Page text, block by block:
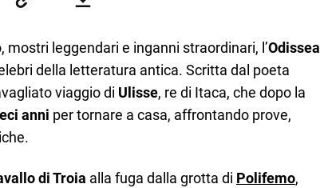
leggendari e inganni straordinari, l’Odissea
della letteratura antica. Scritta dal poeta
viaggio di Ulisse, re di Itaca, che dopo la
anni per tornare a casa, affrontando prove,
di Troia alla fuga dalla grotta di Polifemo,